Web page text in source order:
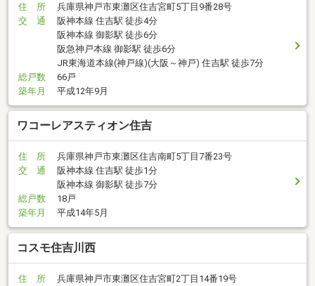
住 所
兵庫県神戸市東灘区住吉宮町5丁目9番28号
交 通
阪神本線 住吉駅 徒歩4分
阪神本線 御影駅 徒歩6分
阪急神戸本線 御影駅 徒歩6分
JR東海道本線(神戸線)(大阪～神戸) 住吉駅 徒歩7分
総戸数
66戸
築年月
平成12年9月
ワコーレアスティオン住吉
住 所
兵庫県神戸市東灘区住吉南町5丁目7番23号
交 通
阪神本線 住吉駅 徒歩1分
阪神本線 御影駅 徒歩7分
総戸数
18戸
築年月
平成14年5月
コスモ住吉川西
住 所
兵庫県神戸市東灘区住吉宮町2丁目14番19号